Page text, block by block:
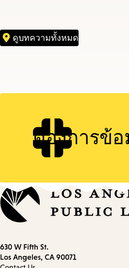
ดูบทความทั้งหมด
ต้องการข้อ
Contact
information
630 W Fifth St.
Los Angeles, CA 90071